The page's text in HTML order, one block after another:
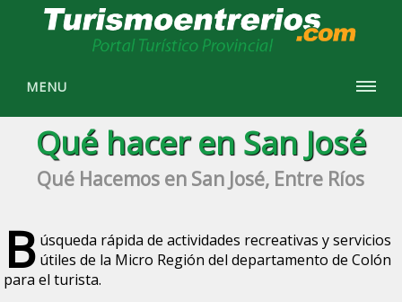
MENU
Qué hacer en San José
Qué Hacemos en San José, Entre Ríos
B úsqueda rápida de actividades recreativas y servicios
útiles de la Micro Región del departamento de Colón
para el turista.